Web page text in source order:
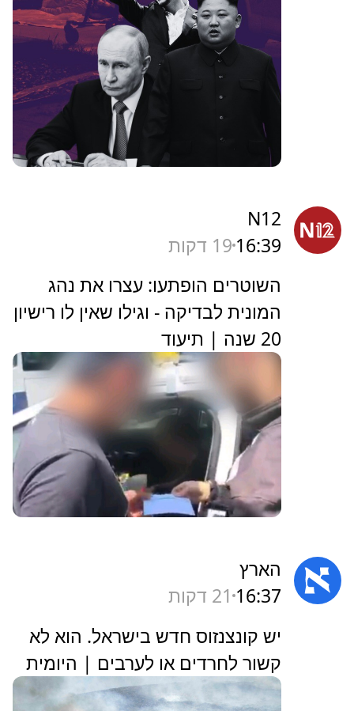
N12
16:39 19 דקות
השוטרים הופתעו: עצרו את נהג
המונית לבדיקה - וגילו שאין לו רישיון
20 שנה | תיעוד
הארץ
16:37 21 דקות
‏יש קונצנזוס חדש בישראל. הוא לא
קשור לחרדים או לערבים | היומית